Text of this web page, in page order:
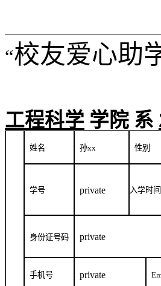
“校友爱心助
工程科学 学院 系
姓名 孙xx 性别
学号 private 入学时间
身份证号码 private
手机号 private